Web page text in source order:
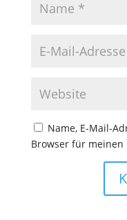
Name, E-Mail-
Browser für